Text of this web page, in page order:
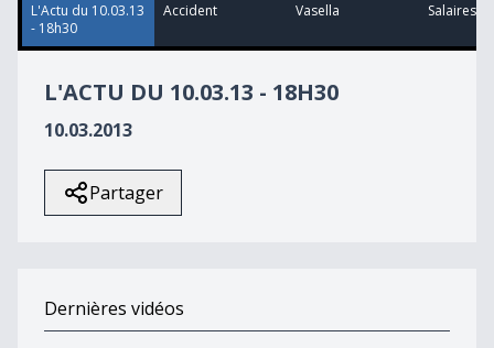
L'Actu du 10.03.13
- 18h30
Accident Vasella Salaires
L'ACTU DU 10.03.13 - 18H30
10.03.2013
Partager
Dernières vidéos